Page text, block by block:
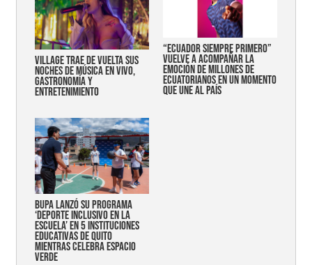
Village trae de vuelta sus
noches de música en vivo,
gastronomía y
entretenimiento
“Ecuador siempre primero”
vuelve a acompañar la
emoción de millones de
ecuatorianos en un momento
que une al país
Bupa lanzó su programa
‘Deporte Inclusivo en la
Escuela’ en 5 instituciones
educativas de Quito
mientras celebra espacio
verde